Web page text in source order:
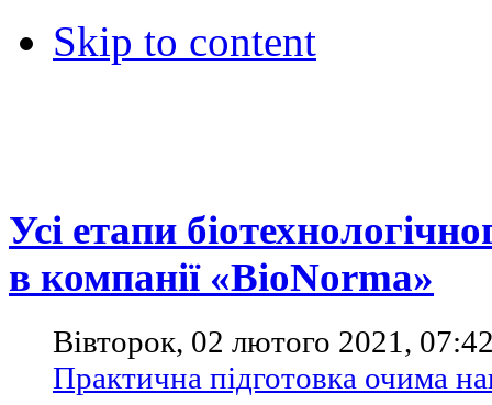
Skip to content
Усі етапи
в компанії «BioNorma»
Вівторок, 02 лютого 2021,
Практична підготовка очима